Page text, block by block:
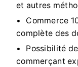
et autres
Commerce
complète des
Possibilité
commerçant